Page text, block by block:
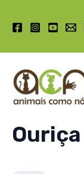
para
Ouriça